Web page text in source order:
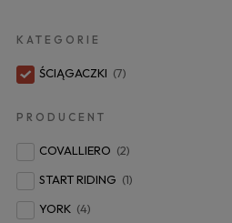
KATEGORIE
ŚCIĄGACZKI (7)
PRODUCENT
COVALLIERO (2)
START RIDING (1)
YORK (4)